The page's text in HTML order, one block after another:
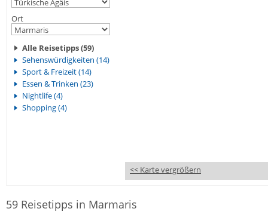
Ort
Alle Reisetipps (59)
Sehenswürdigkeiten (14)
Sport & Freizeit (14)
Essen & Trinken (23)
Nightlife (4)
Shopping (4)
<< Karte vergrößern
59 Reisetipps in Marmaris